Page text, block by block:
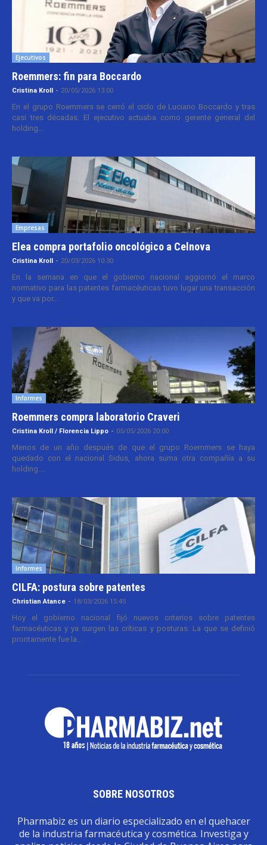
Ejecutivos
Roemmers: fin para Boccardo
Cristina Kroll - 20/05/2026 13:00
En el grupo Roemmers se cerró el ciclo de Luciano Boccardo y tras
casi tres décadas. El ejecutivo actuaba como gerente general del
holding...
Empresas
Elea compra portafolio oncológico a Celnova
Cristina Kroll - 20/03/2026 10:30
En la semana en que el gobierno nacional aggiornó el marco
normativo para las patentes farmacéuticas tuvo lugar una transacción
y que va por...
Informes
Roemmers compra laboratorio Craveri
Cristina Kroll / Florencia Lippo - 05/05/2026 20:00
Menos de un año después de que el grupo Roemmers se haya
quedado con el nacional Sidus, ahora suma otra compañía a su
holding....
Informes
CILFA: postura sobre patentes
Christian Atance - 18/03/2026 15:45
Hoy el gobierno nacional fijó nuevos criterios sobre patentes
farmacéuticas y ya surgen las críticas y posturas. La que se definió
prontamente fue la...
SOBRE NOSOTROS
Pharmabiz es un diario especializado en el quehacer
de la industria farmacéutica y cosmética. Investiga y